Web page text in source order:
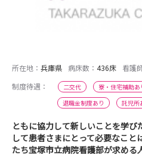
所在地： 兵庫県 病床数： 436床 看護
制度待遇：
二交代 寮・住宅補助あ
退職金制度あり
託児所
ともに協力して新しいことを学
して患者さまにとって必要なこ
たち宝塚市立病院看護部が求める